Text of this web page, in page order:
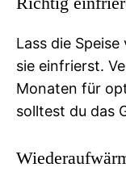
Lass die
sie einfrierst.
Monaten für
solltest du das